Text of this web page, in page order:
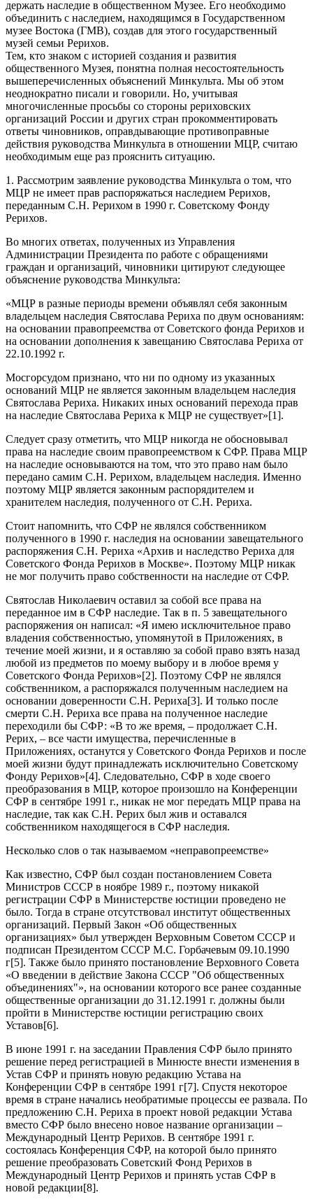
держать наследие в общественном Музее. Его необходимо
объединить с наследием, находящимся в Государственном
музее Востока (ГМВ), создав для этого государственный
музей семьи Рерихов.
Тем, кто знаком с историей создания и развития
общественного Музея, понятна полная несостоятельность
вышеперечисленных объяснений Минкульта. Мы об этом
неоднократно писали и говорили. Но, учитывая
многочисленные просьбы со стороны рериховских
организаций России и других стран прокомментировать
ответы чиновников, оправдывающие противоправные
действия руководства Минкульта в отношении МЦР, считаю
необходимым еще раз прояснить ситуацию.
1. Рассмотрим заявление руководства Минкульта о том, что
МЦР не имеет прав распоряжаться наследием Рерихов,
переданным С.Н. Рерихом в 1990 г. Советскому Фонду
Рерихов.
Во многих ответах, полученных из Управления
Администрации Президента по работе с обращениями
граждан и организаций, чиновники цитируют следующее
объяснение руководства Минкульта:
«МЦР в разные периоды времени объявлял себя законным
владельцем наследия Святослава Рериха по двум основаниям:
на основании правопреемства от Советского фонда Рерихов и
на основании дополнения к завещанию Святослава Рериха от
22.10.1992 г.
Мосгорсудом признано, что ни по одному из указанных
оснований МЦР не является законным владельцем наследия
Святослава Рериха. Никаких иных оснований перехода прав
на наследие Святослава Рериха к МЦР не существует»[1].
Следует сразу отметить, что МЦР никогда не обосновывал
права на наследие своим правопреемством к СФР. Права МЦР
на наследие основываются на том, что это право нам было
передано самим С.Н. Рерихом, владельцем наследия. Именно
поэтому МЦР является законным распорядителем и
хранителем наследия, полученного от С.Н. Рериха.
Стоит напомнить, что СФР не являлся собственником
полученного в 1990 г. наследия на основании завещательного
распоряжения С.Н. Рериха «Архив и наследство Рериха для
Советского Фонда Рерихов в Москве». Поэтому МЦР никак
не мог получить право собственности на наследие от СФР.
Святослав Николаевич оставил за собой все права на
переданное им в СФР наследие. Так в п. 5 завещательного
распоряжения он написал: «Я имею исключительное право
владения собственностью, упомянутой в Приложениях, в
течение моей жизни, и я оставляю за собой право взять назад
любой из предметов по моему выбору и в любое время у
Советского Фонда Рерихов»[2]. Поэтому СФР не являлся
собственником, а распоряжался полученным наследием на
основании доверенности С.Н. Рериха[3]. И только после
смерти С.Н. Рериха все права на полученное наследие
переходили бы СФР: «В то же время, – продолжает С.Н.
Рерих, – все части имущества, перечисленные в
Приложениях, останутся у Советского Фонда Рерихов и после
моей жизни будут принадлежать исключительно Советскому
Фонду Рерихов»[4]. Следовательно, СФР в ходе своего
преобразования в МЦР, которое произошло на Конференции
СФР в сентябре 1991 г., никак не мог передать МЦР права на
наследие, так как С.Н. Рерих был жив и оставался
собственником находящегося в СФР наследия.
Несколько слов о так называемом «неправопреемстве»
Как известно, СФР был создан постановлением Совета
Министров СССР в ноябре 1989 г., поэтому никакой
регистрации СФР в Министерстве юстиции проведено не
было. Тогда в стране отсутствовал институт общественных
организаций. Первый Закон «Об общественных
организациях» был утвержден Верховным Советом СССР и
подписан Президентом СССР М.С. Горбачевым 09.10.1990
г[5]. Также было принято постановление Верховного Совета
«О введении в действие Закона СССР "Об общественных
объединениях"», на основании которого все ранее созданные
общественные организации до 31.12.1991 г. должны были
пройти в Министерстве юстиции регистрацию своих
Уставов[6].
В июне 1991 г. на заседании Правления СФР было принято
решение перед регистрацией в Минюсте внести изменения в
Устав СФР и принять новую редакцию Устава на
Конференции СФР в сентябре 1991 г[7]. Спустя некоторое
время в стране начались необратимые процессы ее развала. По
предложению С.Н. Рериха в проект новой редакции Устава
вместо СФР было внесено новое название организации –
Международный Центр Рерихов. В сентябре 1991 г.
состоялась Конференция СФР, на которой было принято
решение преобразовать Советский Фонд Рерихов в
Международный Центр Рерихов и принять устав СФР в
новой редакции[8].